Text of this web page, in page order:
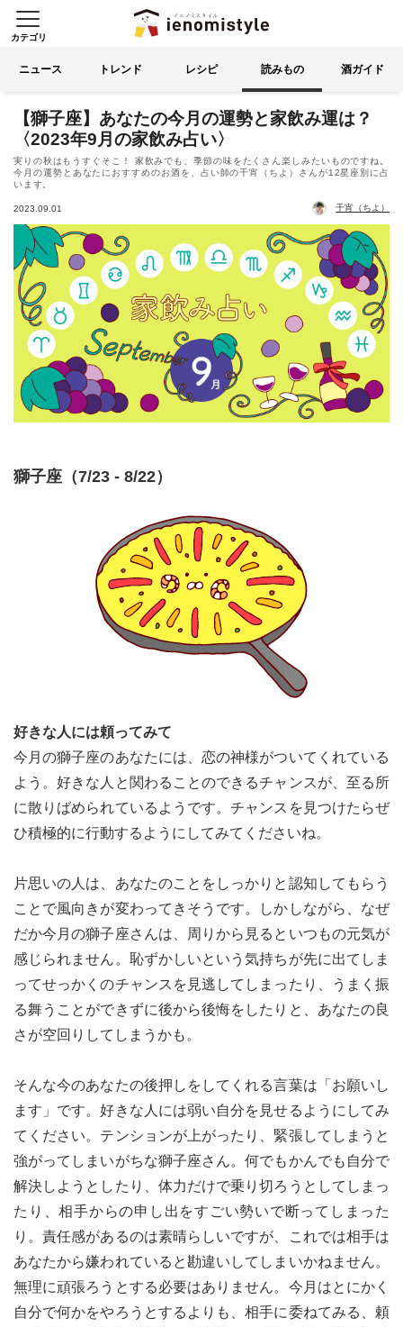
イエノミスタイル 家飲みを楽
カテゴリ
る
ニュース トレンド レシピ 読みもの 酒ガイド
【獅子座】あなたの今月の運勢と家飲み運は？
〈2023年9月の家飲み占い〉
実りの秋はもうすぐそこ！ 家飲みでも、季節の味をたくさん楽しみたいものですね。
今月の運勢とあなたにおすすめのお酒を、占い師の千宵（ちよ）さんが12星座別に占
います。
2023.09.01 千宵（ちよ）
獅子座（7/23 - 8/22）
好きな人には頼ってみて
今月の獅子座のあなたには、恋の神様がついてくれている
よう。好きな人と関わることのできるチャンスが、至る所
に散りばめられているようです。チャンスを見つけたらぜ
ひ積極的に行動するようにしてみてくださいね。
片思いの人は、あなたのことをしっかりと認知してもらう
ことで風向きが変わってきそうです。しかしながら、なぜ
だか今月の獅子座さんは、周りから見るといつもの元気が
感じられません。恥ずかしいという気持ちが先に出てしま
ってせっかくのチャンスを見逃してしまったり、うまく振
る舞うことができずに後から後悔をしたりと、あなたの良
さが空回りしてしまうかも。
そんな今のあなたの後押しをしてくれる言葉は「お願いし
ます」です。好きな人には弱い自分を見せるようにしてみ
てください。テンションが上がったり、緊張してしまうと
強がってしまいがちな獅子座さん。何でもかんでも自分で
解決しようとしたり、体力だけで乗り切ろうとしてしまっ
たり、相手からの申し出をすごい勢いで断ってしまった
り。責任感があるのは素晴らしいですが、これでは相手は
あなたから嫌われていると勘違いしてしまいかねません。
無理に頑張ろうとする必要はありません。今月はとにかく
自分で何かをやろうとするよりも、相手に委ねてみる、頼